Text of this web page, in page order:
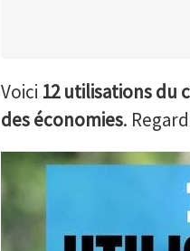
Voici 12 utilisations du
des économies.